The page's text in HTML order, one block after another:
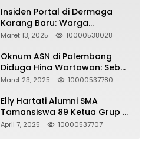
Insiden Portal di Dermaga
Karang Baru: Warga
Klarifikasi dan Kritik
Akurat
Maret 13, 2025 10000538028
Oknum ASN di Palembang
Diduga Hina Wartawan: Sebut
Profesi Jurnalis Hanya
Berujung Dugaan
Pelanggaran UU ITE!
Maret 23, 2025 10000537780
Elly Hartati Alumni SMA
Tamansiswa 89 Ketua Grup S
4 Laksanakan Giat
April 7, 2025 10000537707